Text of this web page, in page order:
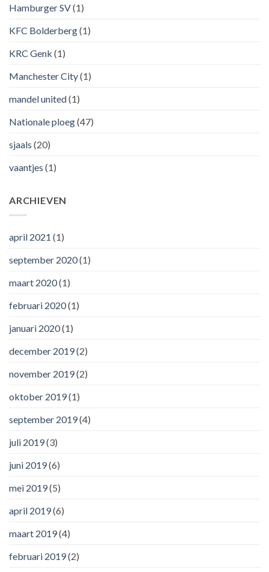
Hamburger SV(1)
KFC Bolderberg(1)
KRC Genk (1)
Manchester City(1)
mandel united(1)
Nationale ploeg(47)
sjaals (20)
vaantjes (1)
ARCHIEVEN
april 2021 (1)
september 2020(1)
maart 2020(1)
februari 2020(1)
januari 2020(1)
december 2019(2)
november 2019(2)
oktober 2019(1)
september 2019(4)
juli 2019(3)
juni 2019(6)
mei 2019(5)
april 2019(6)
maart 2019(4)
februari 2019(2)